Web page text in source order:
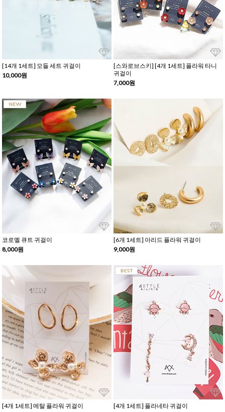
[14개 1세트] 모들 세트 귀걸이
10,000원
[스와로브스키] [4개 1세트] 플라워 타니
귀걸이
7,000원
코로멜 큐트 귀걸이
8,000원
[6개 1세트] 아리드 플라워 귀걸이
9,000원
[4개 1세트] 메탈 플라워 귀걸이
[4개 1세트] 플라네타 귀걸이